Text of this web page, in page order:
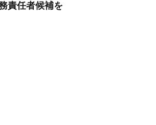
責任者候補を